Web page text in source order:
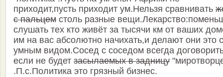
приходит,пусть приходит ум.Нельзя сравнивать
с пальцем столь разные
слушать тех кто живёт за тысячи км от ваших
им на вас абсолютно начихать,и делают они это с
умным видом.Сосед с соседом всегда
если не будет засылаемых в задницу
.П.с.Политика это грязный бизнес.